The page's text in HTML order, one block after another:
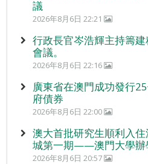
議
2026年8月6日 22:21
行政長官岑浩輝主持籌
會議。
2026年8月6日 22:16
廣東省在澳門成功發行
府債券
2026年8月6日 22:00
澳大首批研究生順利入住
城第一期——澳門大學辦
2026年8月6日 20:57